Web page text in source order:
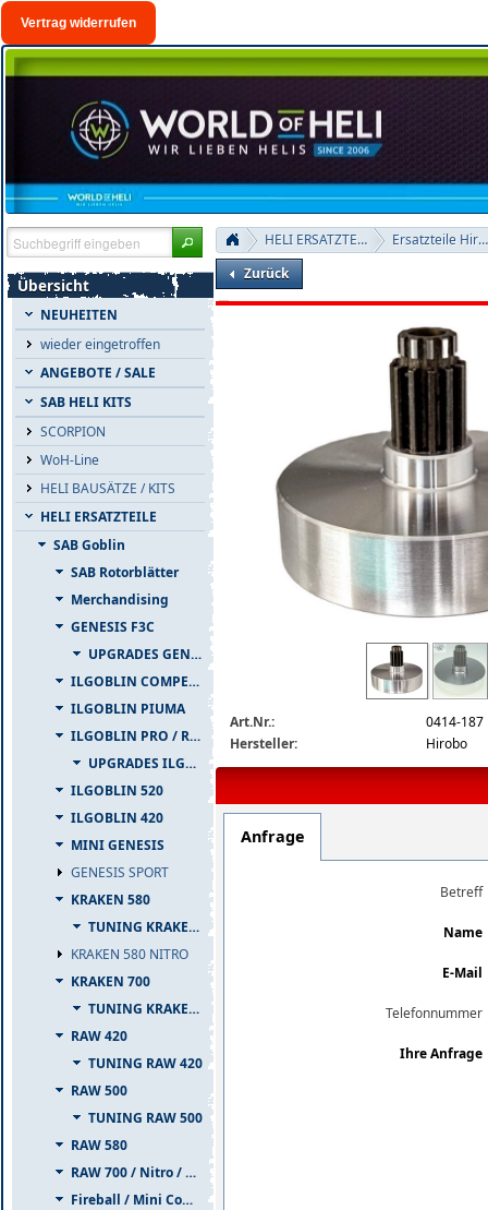
Vertrag widerrufen
Übersicht
NEUHEITEN
wieder eingetroffen
ANGEBOTE / SALE
SAB HELI KITS
SCORPION
WoH-Line
HELI BAUSÄTZE / KITS
HELI ERSATZTEILE
SAB Goblin
SAB Rotorblätter
Merchandising
GENESIS F3C
UPGRADES GENESIS F3C
ILGOBLIN COMPETIZIONE
ILGOBLIN PIUMA
ILGOBLIN PRO / RAW 700
UPGRADES ILGOBLIN PRO / RAW 700
ILGOBLIN 520
ILGOBLIN 420
MINI GENESIS
GENESIS SPORT
KRAKEN 580
TUNING KRAKEN 580
KRAKEN 580 NITRO
KRAKEN 700
TUNING KRAKEN 700
RAW 420
TUNING RAW 420
RAW 500
TUNING RAW 500
RAW 580
RAW 700 / Nitro / PIUMA
Fireball / Mini Comet
HELI ERSATZTEILE
Ersatzteile Hirobo
Zurück
Art.Nr.:
0414-187
Hersteller:
Hirobo
Anfrage
Betreff
Name
E-Mail
Telefonnummer
Ihre Anfrage